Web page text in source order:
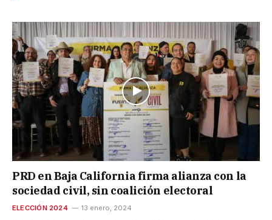
PRD en Baja California firma alianza con la
sociedad civil, sin coalición electoral
ELECCIÓN 2024 13 enero, 2024